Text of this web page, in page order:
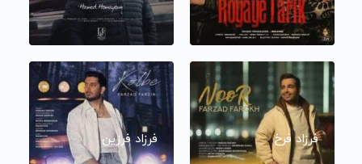
فرزاد فرخ فرزاد فرزین